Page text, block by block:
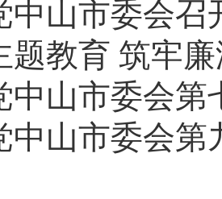
中山市委会第